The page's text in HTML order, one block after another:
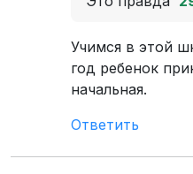
Учимся в этой
год ребенок
начальная.
Ответить